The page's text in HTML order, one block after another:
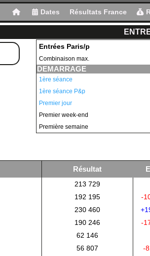
Dates Résultats France
Entrées Paris/p
Combinaison max.
DEMARRAGE
1ère séance
1ère séance P&p
Premier jour
Premier week-end
Première semaine
Résultat
213 729
192 195 -
230 460
190 246 -
62 146
56 807 -